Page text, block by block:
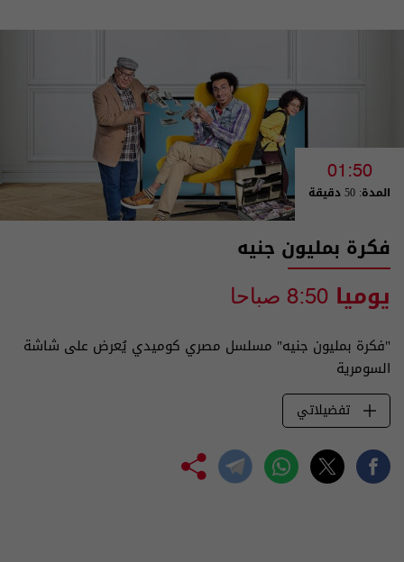
01:50
المدة: 50 دقيقة
فكرة بمليون جنيه
يوميا 8:50 صباحا
"فكرة بمليون جنيه" مسلسل مصري كوميدي يُعرض على شاشة
السومرية
تفضيلاتي